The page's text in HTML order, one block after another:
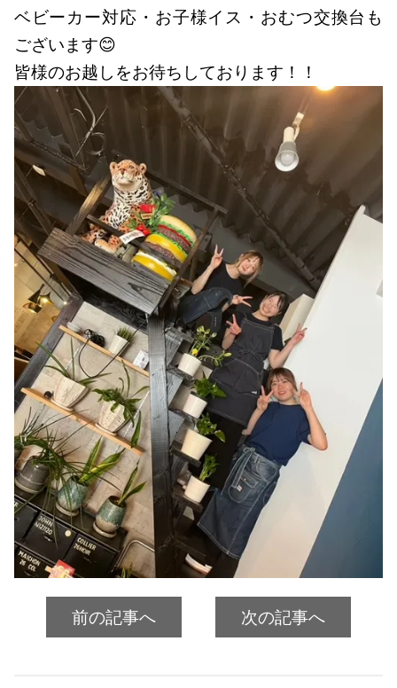
ベビーカー対応・お子様イス・おむつ交換台も
ございます😊
皆様のお越しをお待ちしております！！
前の記事へ 次の記事へ